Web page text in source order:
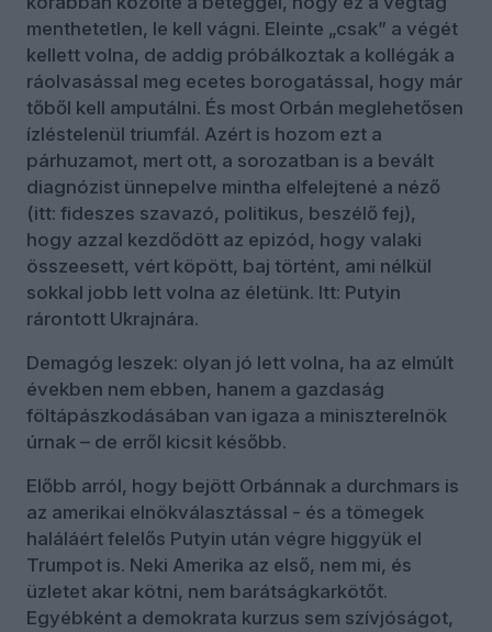
menthetetlen, le kell vágni. Eleinte „csak” a végét
kellett volna, de addig próbálkoztak a kollégák a
ráolvasással meg ecetes borogatással, hogy már
tőből kell amputálni. És most Orbán meglehetősen
ízléstelenül triumfál. Azért is hozom ezt a
párhuzamot, mert ott, a sorozatban is a bevált
diagnózist ünnepelve mintha elfelejtené a néző
(itt: fideszes szavazó, politikus, beszélő fej),
hogy azzal kezdődött az epizód, hogy valaki
összeesett, vért köpött, baj történt, ami nélkül
sokkal jobb lett volna az életünk. Itt: Putyin
rárontott Ukrajnára.
Demagóg leszek: olyan jó lett volna, ha az elmúlt
években nem ebben, hanem a gazdaság
föltápászkodásában van igaza a miniszterelnök
úrnak – de erről kicsit később.
Előbb arról, hogy bejött Orbánnak a durchmars is
az amerikai elnökválasztással - és a tömegek
haláláért felelős Putyin után végre higgyük el
Trumpot is. Neki Amerika az első, nem mi, és
üzletet akar kötni, nem barátságkarkötőt.
Egyébként a demokrata kurzus sem szívjóságot,